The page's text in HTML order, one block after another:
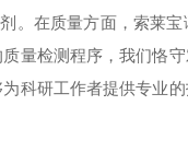
。在质量方面，索莱
量检测程序，我们恪
科研工作者提供专业